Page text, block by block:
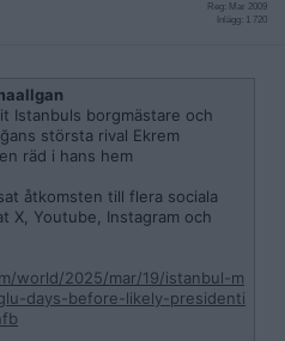
Reg: Mar 2009
Inlägg: 1 720
Istanbuls borgmästare och
största rival Ekrem
räd i hans hem
åtkomsten till flera sociala
X, Youtube, Instagram och
world/2025/mar/19/istanbul-m
days-before-likely-presidenti